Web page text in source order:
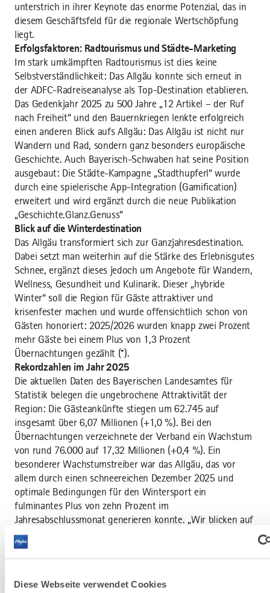
Diese Webseite verwendet Cookies
unterstrich in ihrer Keynote das enorme Potenzial, das in
diesem Geschäftsfeld für die regionale Wertschöpfung
liegt.
Erfolgsfaktoren: Radtourismus und Städte-Marketing
Im stark umkämpften Radtourismus ist dies keine
Selbstverständlichkeit: Das Allgäu konnte sich erneut in
der ADFC-Radreiseanalyse als Top-Destination etablieren.
Das Gedenkjahr 2025 zu 500 Jahre „12 Artikel – der Ruf
nach Freiheit“ und den Bauernkriegen lenkte erfolgreich
einen anderen Blick aufs Allgäu: Das Allgäu ist nicht nur
Wandern und Rad, sondern ganz besonders europäische
Geschichte. Auch Bayerisch-Schwaben hat seine Position
ausgebaut: Die Städte-Kampagne „Stadthupferl“ wurde
durch eine spielerische App-Integration (Gamification)
erweitert und wird ergänzt durch die neue Publikation
„Geschichte.Glanz.Genuss“
Blick auf die Winterdestination
Das Allgäu transformiert sich zur Ganzjahresdestination.
Dabei setzt man weiterhin auf die Stärke des Erlebnisgutes
Schnee, ergänzt dieses jedoch um Angebote für Wandern,
Wellness, Gesundheit und Kulinarik. Dieser „hybride
Winter“ soll die Region für Gäste attraktiver und
krisenfester machen und wurde offensichtlich schon von
Gästen honoriert: 2025/2026 wurden knapp zwei Prozent
mehr Gäste bei einem Plus von 1,3 Prozent
Übernachtungen gezählt (*).
Rekordzahlen im Jahr 2025
Die aktuellen Daten des Bayerischen Landesamtes für
Statistik belegen die ungebrochene Attraktivität der
Region: Die Gästeankünfte stiegen um 62.745 auf
insgesamt über 6,07 Millionen (+1,0 %). Bei den
Übernachtungen verzeichnete der Verband ein Wachstum
von rund 76.000 auf 17,32 Millionen (+0,4 %). Ein
besonderer Wachstumstreiber war das Allgäu, das vor
allem durch einen schneereichen Dezember 2025 und
optimale Bedingungen für den Wintersport ein
fulminantes Plus von zehn Prozent im
Jahresabschlussmonat generieren konnte. „Wir blicken auf
ein bewegtes und erfolgreiches Jahr zurück“, so Zinnecker
abschließend. „Mit der Strategie 2030 und der engen
vielfältigen Lebens- und Urlaubsraum weiterzuentwickeln.“